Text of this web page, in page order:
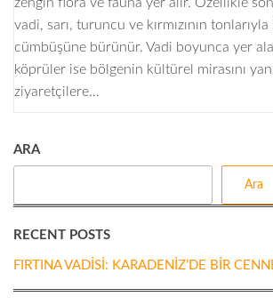
vadi, sarı, turuncu ve kırmızının
cümbüşüne bürünür. Vadi boyunca yer
köprüler ise bölgenin kültürel mirasını
ziyaretçilere…
ARA
Ara
RECENT POSTS
FIRTINA VADISI: KARADENIZ’DE BIR